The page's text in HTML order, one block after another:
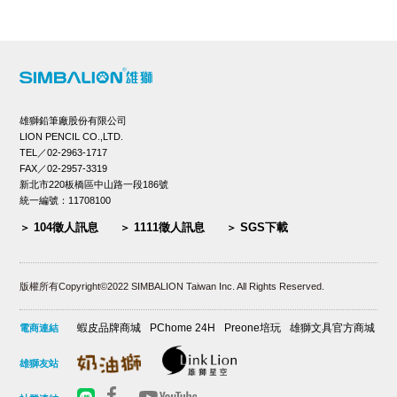
雄獅鉛筆廠股份有限公司
LION PENCIL CO.,LTD.
TEL／02-2963-1717
FAX／02-2957-3319
新北市220板橋區中山路一段186號
統一編號：11708100
104徵人訊息 1111徵人訊息 SGS下載
版權所有Copyright©2022 SIMBALION Taiwan Inc. All Rights Reserved.
電商連結 蝦皮品牌商城 PChome 24H Preone培玩 雄獅文具官方商城
雄獅友站